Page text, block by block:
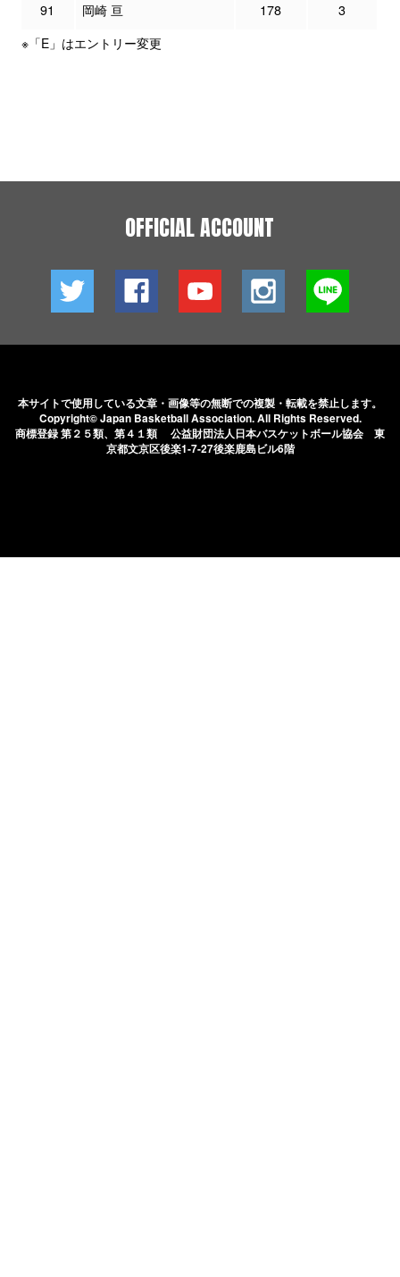
91 岡崎 亘 178
3
※「E」はエントリー変更
OFFICIAL ACCOUNT
本サイトで使用している文章・画像等の無断での複製・転載を禁止します。
Copyright© Japan Basketball Association.All Rights Reserved.
商標登録 第２５類、第４１類 公益財団法人日本バスケットボール協会 東
京都文京区後楽1-7-27後楽鹿島ビル6階